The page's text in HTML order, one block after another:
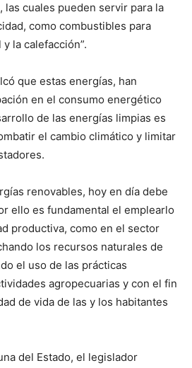
las cuales pueden servir para la
como combustibles para
la calefacción”.
que estas energías, han
en el consumo energético
de las energías limpias es
el cambio climático y limitar
renovables, hoy en día debe
ello es fundamental el emplearlo
productiva, como en el sector
los recursos naturales de
el uso de las prácticas
agropecuarias y con el fin
de vida de las y los habitantes
del Estado, el legislador